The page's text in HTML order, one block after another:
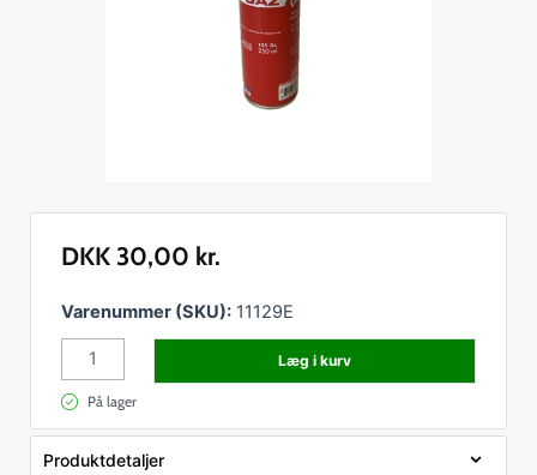
DKK 30,00 kr.
Varenummer (SKU):11129E
Lightergas
antal
Læg i kurv
På lager
Produktdetaljer